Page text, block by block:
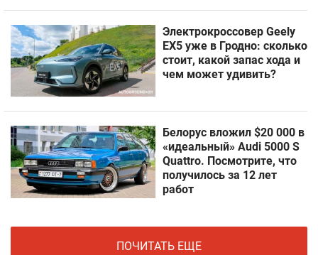
Электрокроссовер Geely
EX5 уже в Гродно: сколько
стоит, какой запас хода и
чем может удивить?
Белорус вложил $20 000 в
«идеальный» Audi 5000 S
Quattro. Посмотрите, что
получилось за 12 лет
работ
ПОЧИТАТЬ ЕЩЕ